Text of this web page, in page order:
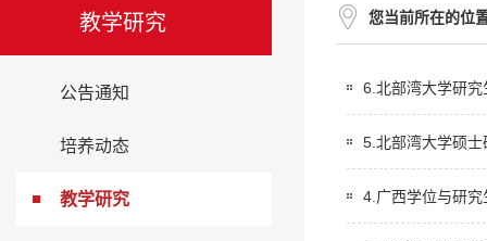
教学研究
公告通知
培养动态
教学研究
您当前所在的位
6.北部湾大学研
5.北部湾大学硕
4.广西学位与研